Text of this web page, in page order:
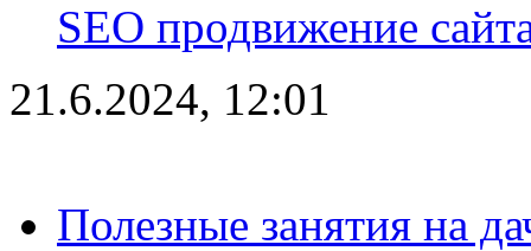
SEO продвижение
21.6.2024, 12:01
Полезные занятия на